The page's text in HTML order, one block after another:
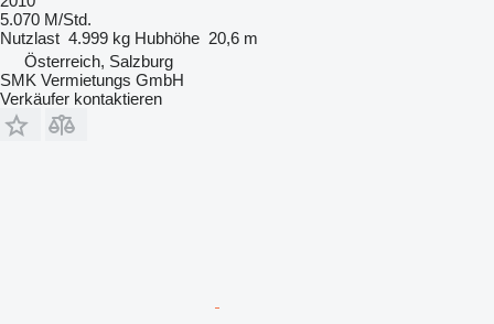
5.070 M/Std.
Nutzlast 4.999 kg Hubhöhe 20,6 m
Österreich, Salzburg
SMK Vermietungs GmbH
Verkäufer kontaktieren